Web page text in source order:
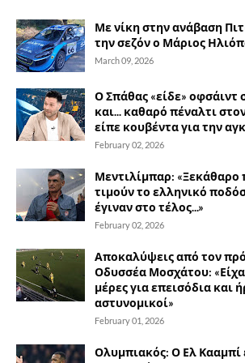
Με νίκη στην ανάβαση
την σεζόν ο Μάριος
March 09, 2026
Ο Σπάθας «είδε» οφσάιντ
και... καθαρό πέναλτι
είπε κουβέντα για την
February 02, 2026
Μεντιλίμπαρ: «Ξεκάθαρο
τιμούν το ελληνικό
έγιναν στο τέλος...»
February 02, 2026
Αποκαλύψεις από τον
Οδυσσέα Μοσχάτου:
μέρες για επεισόδια και
αστυνομικοί»
February 01, 2026
Ολυμπιακός: Ο Ελ Κααμπί